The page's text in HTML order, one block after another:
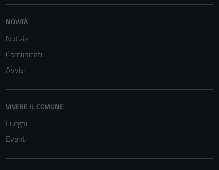
NOVITÀ
Notizie
Comunicati
Avvisi
VIVERE IL COMUNE
Luoghi
Eventi
Tecnici